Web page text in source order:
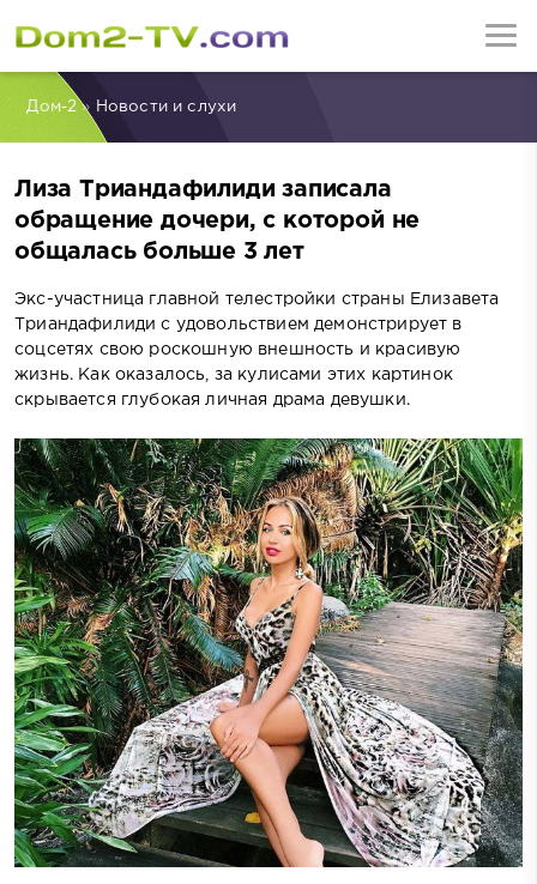
Дом-2» Новости и слухи
Лиза Триандафилиди записала
обращение дочери, с которой не
общалась больше 3 лет
Экс-участница главной телестройки страны Елизавета
Триандафилиди с удовольствием демонстрирует в
соцсетях свою роскошную внешность и красивую
жизнь. Как оказалось, за кулисами этих картинок
скрывается глубокая личная драма девушки.